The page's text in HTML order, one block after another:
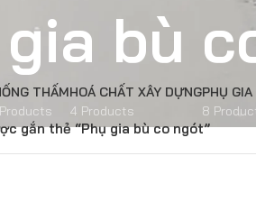
bù
THẤMHOÁ CHẤT XÂY DỰNG
4 Products
PHỤ
8
gắn thẻ “Phụ gia bù co ngót”